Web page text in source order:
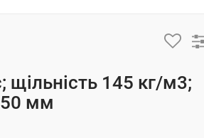
щільність 145 кг/м3;
мм